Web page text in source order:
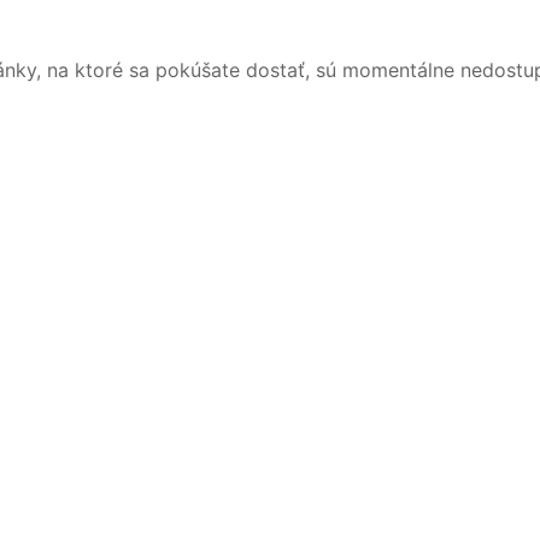
na ktoré sa pokúšate dostať, sú momentálne